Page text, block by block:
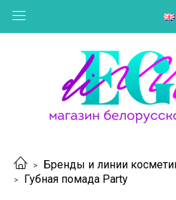
Бренды и линии
Губная помада Party